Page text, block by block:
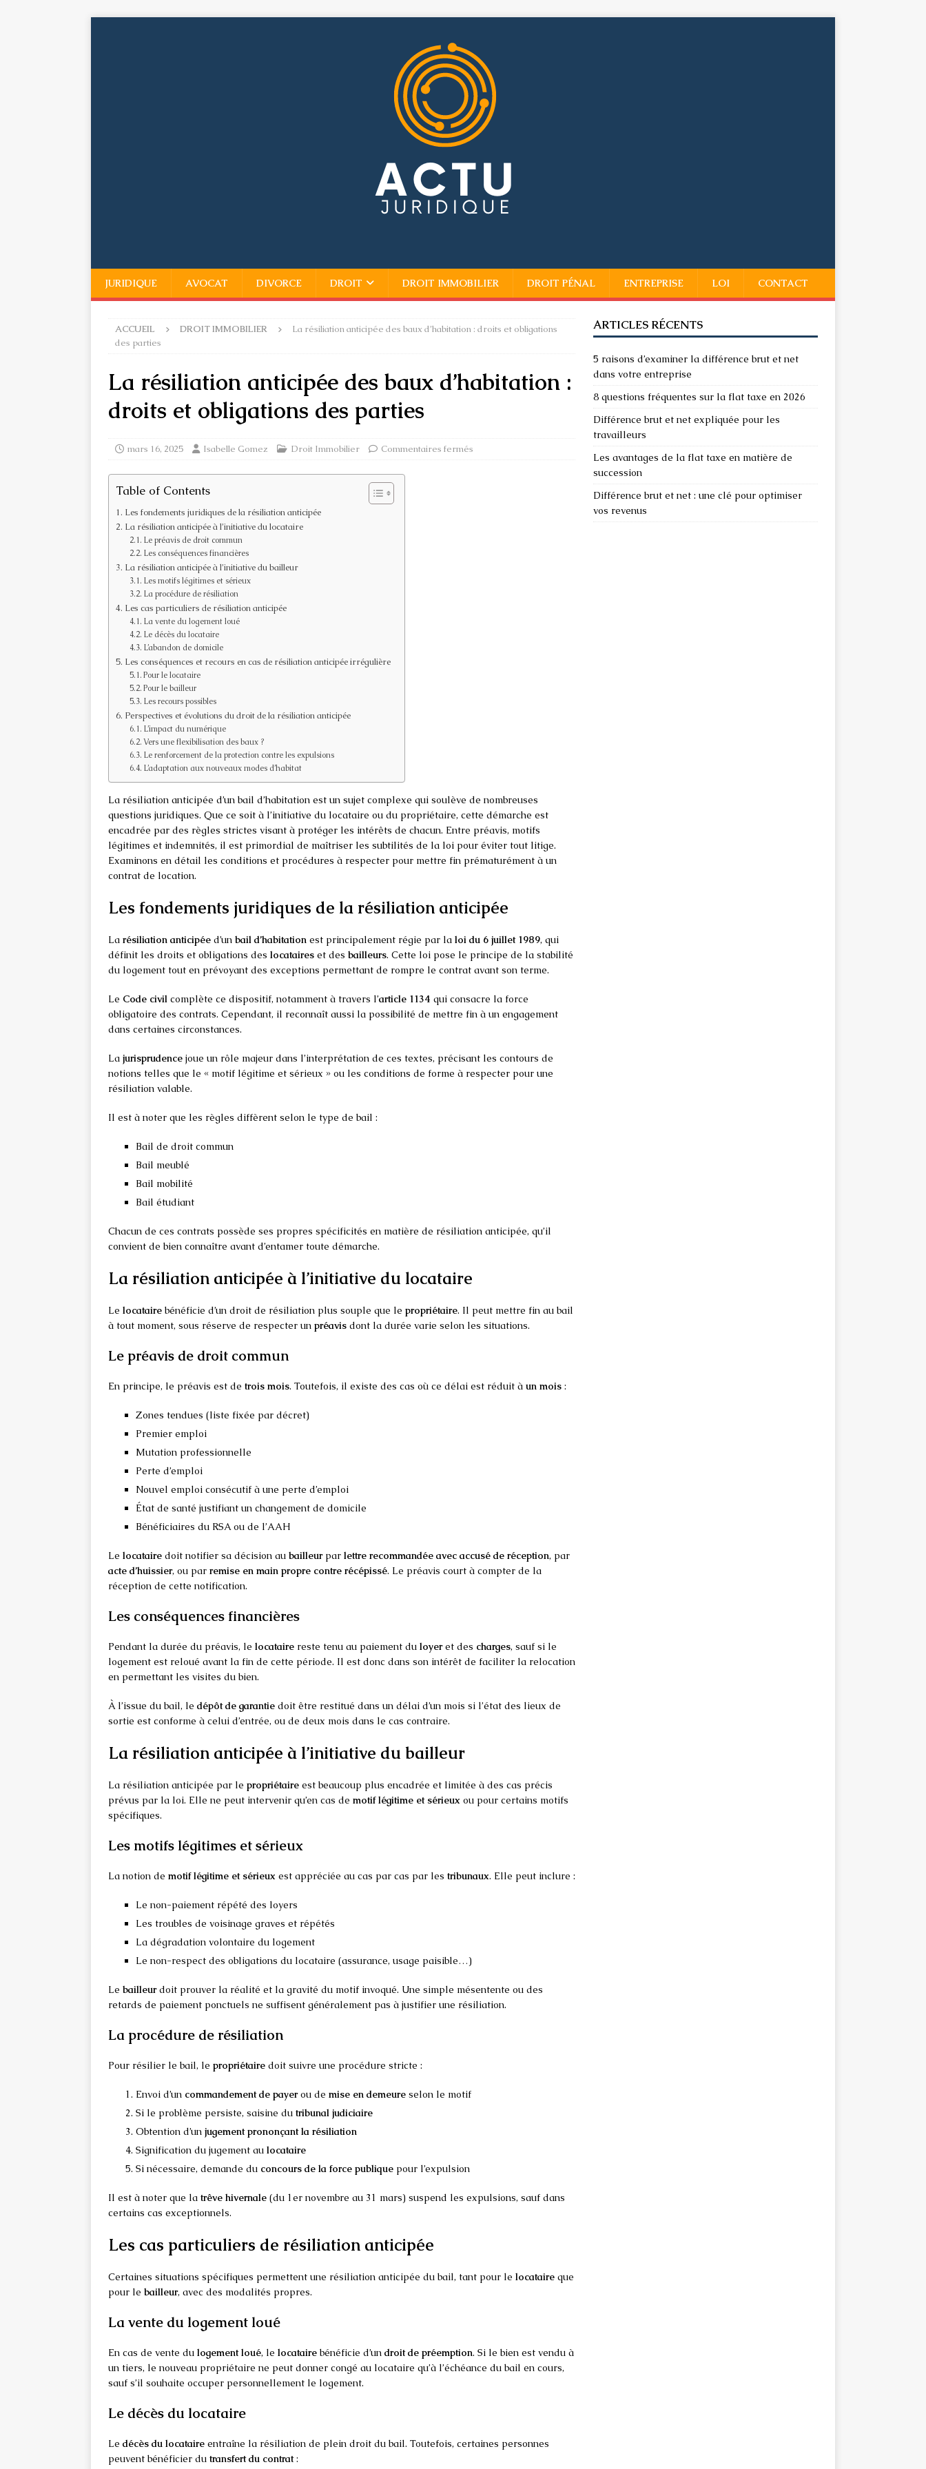
JURIDIQUE AVOCAT DIVORCE DROIT DROIT IMMOBILIER DROIT PÉNAL ENTREPRISE LOI CONTACT
ACCUEIL DROIT IMMOBILIER
La résiliation anticipée des baux d’habitation : droits et obligations
des parties
La résiliation anticipée des baux d’habitation :
droits et obligations des parties
mars 16, 2025 Isabelle Gomez Droit Immobilier Commentaires fermés
Table of Contents
Les fondements juridiques de la résiliation anticipée
La résiliation anticipée à l’initiative du locataire
Le préavis de droit commun
Les conséquences financières
La résiliation anticipée à l’initiative du bailleur
Les motifs légitimes et sérieux
La procédure de résiliation
Les cas particuliers de résiliation anticipée
La vente du logement loué
Le décès du locataire
L’abandon de domicile
Les conséquences et recours en cas de résiliation anticipée irrégulière
Pour le locataire
Pour le bailleur
Les recours possibles
Perspectives et évolutions du droit de la résiliation anticipée
L’impact du numérique
Vers une flexibilisation des baux ?
Le renforcement de la protection contre les expulsions
L’adaptation aux nouveaux modes d’habitat
La résiliation anticipée d’un bail d’habitation est un sujet complexe qui soulève de nombreuses
questions juridiques. Que ce soit à l’initiative du locataire ou du propriétaire, cette démarche est
encadrée par des règles strictes visant à protéger les intérêts de chacun. Entre préavis, motifs
légitimes et indemnités, il est primordial de maîtriser les subtilités de la loi pour éviter tout litige.
Examinons en détail les conditions et procédures à respecter pour mettre fin prématurément à un
contrat de location.
Les fondements juridiques de la résiliation anticipée
La résiliation anticipée d’un bail d’habitation est principalement régie par la loi du 6 juillet 1989, qui
définit les droits et obligations des locataires et des bailleurs. Cette loi pose le principe de la stabilité
du logement tout en prévoyant des exceptions permettant de rompre le contrat avant son terme.
Le Code civil complète ce dispositif, notamment à travers l’article 1134 qui consacre la force
obligatoire des contrats. Cependant, il reconnaît aussi la possibilité de mettre fin à un engagement
dans certaines circonstances.
La jurisprudence joue un rôle majeur dans l’interprétation de ces textes, précisant les contours de
notions telles que le « motif légitime et sérieux » ou les conditions de forme à respecter pour une
résiliation valable.
Il est à noter que les règles diffèrent selon le type de bail :
Bail de droit commun
Bail meublé
Bail mobilité
Bail étudiant
Chacun de ces contrats possède ses propres spécificités en matière de résiliation anticipée, qu’il
convient de bien connaître avant d’entamer toute démarche.
La résiliation anticipée à l’initiative du locataire
Le locataire bénéficie d’un droit de résiliation plus souple que le propriétaire. Il peut mettre fin au bail
à tout moment, sous réserve de respecter un préavis dont la durée varie selon les situations.
Le préavis de droit commun
En principe, le préavis est de trois mois. Toutefois, il existe des cas où ce délai est réduit à un mois :
Zones tendues (liste fixée par décret)
Premier emploi
Mutation professionnelle
Perte d’emploi
Nouvel emploi consécutif à une perte d’emploi
État de santé justifiant un changement de domicile
Bénéficiaires du RSA ou de l’AAH
Le locataire doit notifier sa décision au bailleurpar lettre recommandée avec accusé de réception, par
acte d’huissier, ou par remise en main propre contre récépissé. Le préavis court à compter de la
réception de cette notification.
Les conséquences financières
Pendant la durée du préavis, le locataire reste tenu au paiement du loyeret des charges, sauf si le
logement est reloué avant la fin de cette période. Il est donc dans son intérêt de faciliter la relocation
en permettant les visites du bien.
À l’issue du bail, le dépôt de garantie doit être restitué dans un délai d’un mois si l’état des lieux de
sortie est conforme à celui d’entrée, ou de deux mois dans le cas contraire.
La résiliation anticipée à l’initiative du bailleur
La résiliation anticipée par le propriétaire est beaucoup plus encadrée et limitée à des cas précis
prévus par la loi. Elle ne peut intervenir qu’en cas de motif légitime et sérieux ou pour certains motifs
spécifiques.
Les motifs légitimes et sérieux
La notion de motif légitime et sérieux est appréciée au cas par cas par les tribunaux. Elle peut inclure :
Le non-paiement répété des loyers
Les troubles de voisinage graves et répétés
La dégradation volontaire du logement
Le non-respect des obligations du locataire (assurance, usage paisible…)
Le bailleurdoit prouver la réalité et la gravité du motif invoqué. Une simple mésentente ou des
retards de paiement ponctuels ne suffisent généralement pas à justifier une résiliation.
La procédure de résiliation
Pour résilier le bail, le propriétaire doit suivre une procédure stricte :
Envoi d’un commandement de payerou de mise en demeure selon le motif
Si le problème persiste, saisine du tribunal judiciaire
Obtention d’un jugement prononçant la résiliation
Signification du jugement au locataire
Si nécessaire, demande du concours de la force publique pour l’expulsion
Il est à noter que la trêve hivernale (du 1er novembre au 31 mars) suspend les expulsions, sauf dans
certains cas exceptionnels.
Les cas particuliers de résiliation anticipée
Certaines situations spécifiques permettent une résiliation anticipée du bail, tant pour le locataire que
pour le bailleur, avec des modalités propres.
La vente du logement loué
En cas de vente du logement loué, le locataire bénéficie d’un droit de préemption. Si le bien est vendu à
un tiers, le nouveau propriétaire ne peut donner congé au locataire qu’à l’échéance du bail en cours,
sauf s’il souhaite occuper personnellement le logement.
Le décès du locataire
Le décès du locataire entraîne la résiliation de plein droit du bail. Toutefois, certaines personnes
peuvent bénéficier du transfert du contrat:
ARTICLES RÉCENTS
5 raisons d’examiner la différence brut et net
dans votre entreprise
8 questions fréquentes sur la flat taxe en 2026
Différence brut et net expliquée pour les
travailleurs
Les avantages de la flat taxe en matière de
succession
Différence brut et net : une clé pour optimiser
vos revenus